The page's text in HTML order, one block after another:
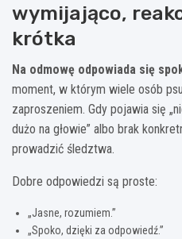
wymijająco,
krótka
Na odmowę odpowiada się
moment, w którym wiele osób
zaproszeniem. Gdy pojawia się
dużo na głowie” albo brak
prowadzić śledztwa.
Dobre odpowiedzi są proste:
„Jasne, rozumiem.”
„Spoko, dzięki za odpowiedź.”